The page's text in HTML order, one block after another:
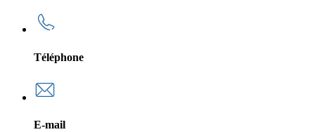
Téléphone
E-mail